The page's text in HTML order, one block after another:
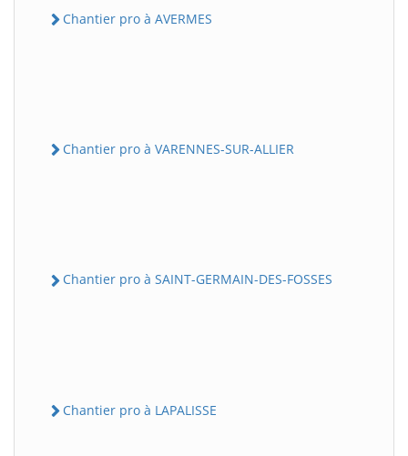
Chantier pro à AVERMES
Chantier pro à VARENNES-SUR-ALLIER
Chantier pro à SAINT-GERMAIN-DES-FOSSES
Chantier pro à LAPALISSE